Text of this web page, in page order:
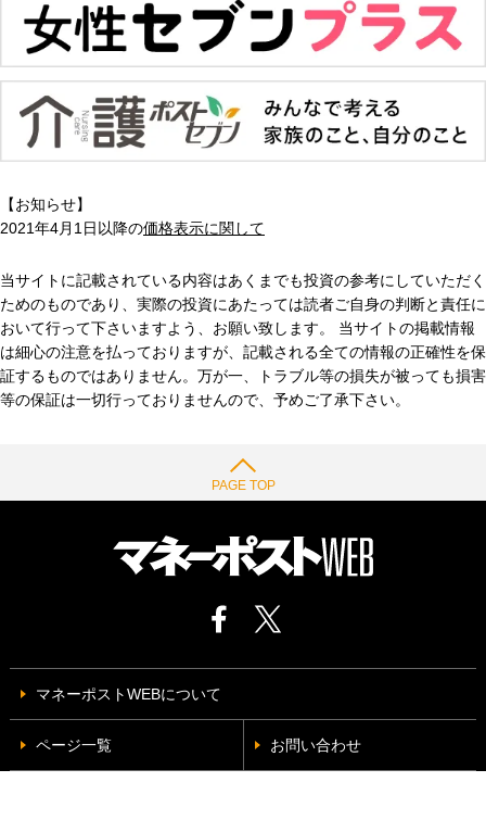
【お知らせ】
2021年4月1日以降の価格表示に関して
当サイトに記載されている内容はあくまでも投資の参考にしていただく
ためのものであり、実際の投資にあたっては読者ご自身の判断と責任に
おいて行って下さいますよう、お願い致します。 当サイトの掲載情報
は細心の注意を払っておりますが、記載される全ての情報の正確性を保
証するものではありません。万が一、トラブル等の損失が被っても損害
等の保証は一切行っておりませんので、予めご了承下さい。
PAGE TOP
マネーポストWEBについて
ページ一覧 お問い合わせ